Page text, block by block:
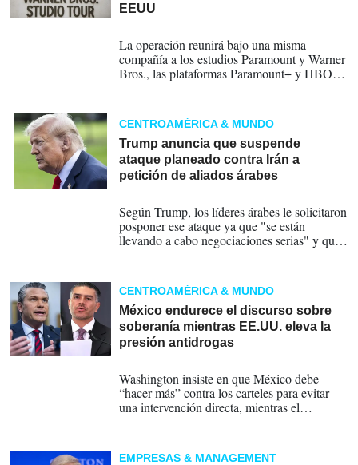
EEUU
La operación reunirá bajo una misma
compañía a los estudios Paramount y Warner
Bros., las plataformas Paramount+ y HBO
CBS News y CNN, en una de las mayores
consolidaciones del sector en las últimas
décadas.
CENTROAMÉRICA & MUNDO
Trump anuncia que suspende
ataque planeado contra Irán a
petición de aliados árabes
Según Trump, los líderes árabes le solicitaron
posponer ese ataque ya que "se están
llevando a cabo negociaciones serias" y que,
"muy aceptable para Estados Unidos".
CENTROAMÉRICA & MUNDO
México endurece el discurso sobre
soberanía mientras EE.UU. eleva la
presión antidrogas
Washington insiste en que México debe
“hacer más” contra los carteles para evitar
una intervención directa, mientras el
sobre operaciones encubiertas de la CIA en
Sinaloa.
EMPRESAS & MANAGEMENT